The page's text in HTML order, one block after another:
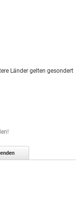
Länder gelten gesondert